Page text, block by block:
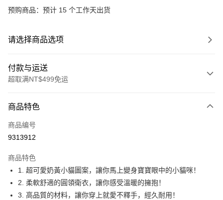
预购商品：预计 15 个工作天出货
请选择商品选项
付款与运送
超取满NT$499免运
信用卡一次付款
超商取货付款
Apple Pay
街口支付
商品特色
商品编号
9313912
商品特色
1. 超可愛奶黃小貓圖案，讓你馬上變身寶寶眼中的小貓咪！
2. 柔軟舒適的圓領衛衣，讓你感受溫暖的擁抱！
3. 高品質的材料，讓你穿上就愛不釋手，經久耐用！